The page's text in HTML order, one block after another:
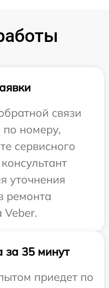
связи
номеру,
сервисного
уточнения
ремонта
Veber.
за 35 минут
приедет по